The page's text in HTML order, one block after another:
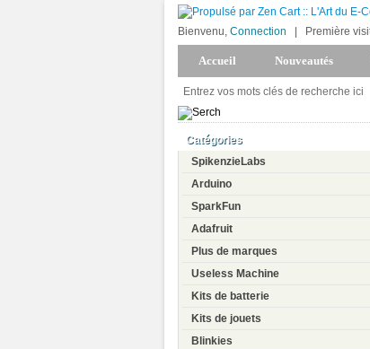
Bienvenu, Connection Première
Accueil Nouveautés
Catégories
SpikenzieLabs
Arduino
SparkFun
Adafruit
Plus de marques
Useless Machine
Kits de batterie
Kits de jouets
Blinkies